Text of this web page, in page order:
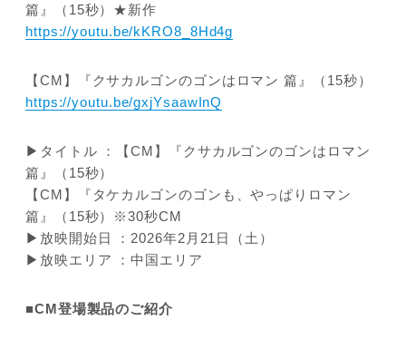
篇』（15秒）★新作
https://youtu.be/kKRO8_8Hd4g
【CM】『クサカルゴンのゴンはロマン 篇』（15秒）
https://youtu.be/gxjYsaawInQ
▶タイトル ：【CM】『クサカルゴンのゴンはロマン
篇』（15秒）
【CM】『タケカルゴンのゴンも、やっぱりロマン
篇』（15秒）※30秒CM
▶放映開始日 ：2026年2月21日（土）
▶放映エリア ：中国エリア
■CM登場製品のご紹介